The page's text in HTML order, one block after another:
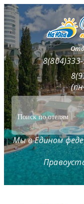
Мы в Едином